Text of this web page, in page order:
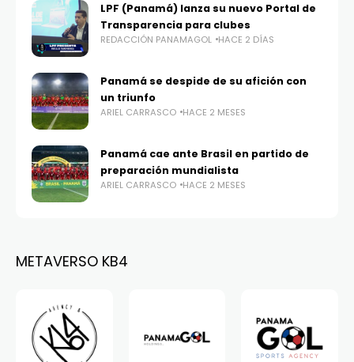
LPF (Panamá) lanza su nuevo Portal de
Transparencia para clubes
REDACCIÓN PANAMAGOL HACE 2 DÍAS
Panamá se despide de su afición con
un triunfo
ARIEL CARRASCO HACE 2 MESES
Panamá cae ante Brasil en partido de
preparación mundialista
ARIEL CARRASCO HACE 2 MESES
METAVERSO KB4